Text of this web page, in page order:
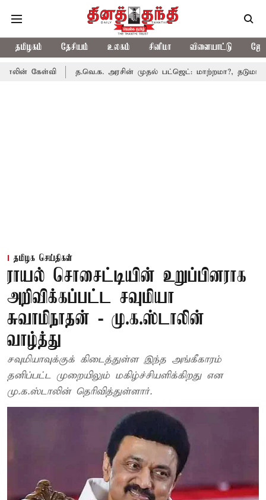
தமிழகம் தேசியம் உலகம் சினிமா விளையாட்டு
த.வெ.க. அரசின் முதல் பட்ஜெட்: மாற்றமா?, தடுமாற்றமா?
தமிழக செய்திகள்
ராயல் சொசைட்டியின் உறுப்பினராக
அறிவிக்கப்பட்ட சவுமியா
சுவாமிநாதன் - மு.க.ஸ்டாலின்
வாழ்த்து
சவுமியாவுக்குக் கிடைத்துள்ள இந்த அங்கீகாரம்
தனிப்பட்ட முறையிலும் மகிழ்ச்சியளிக்கிறது என
மு.க.ஸ்டாலின் தெரிவித்துள்ளார்.